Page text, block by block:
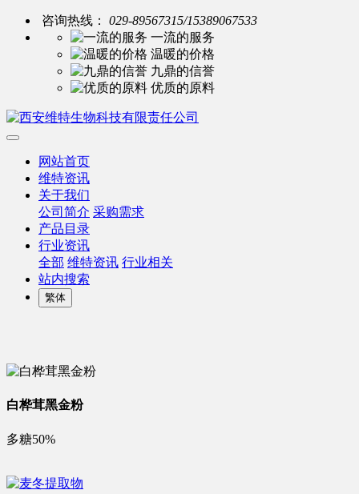
咨询热线：
029-89567315/15389067533
一流的服务
温暖的价格
九鼎的信誉
优质的原料
网站首页
维特资讯
关于我们
公司简介 采购需求
产品目录
行业资讯
全部 维特资讯 行业相关
站内搜索
繁体
白桦茸黑金粉
多糖50%